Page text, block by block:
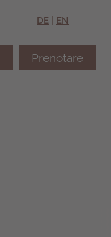
DE EN
Prenotare